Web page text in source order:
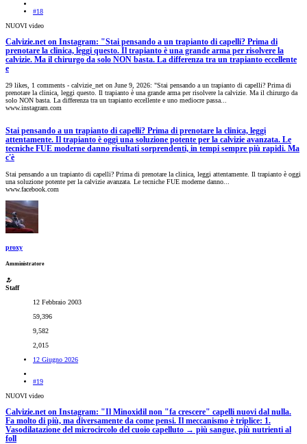
#18
NUOVI video
Calvizie.net on Instagram: "Stai pensando a un trapianto di capelli? Prima di
prenotare la clinica, leggi questo. Il trapianto è una grande arma per risolvere la
calvizie. Ma il chirurgo da solo NON basta. La differenza tra un trapianto eccellente
e
29 likes, 1 comments - calvizie_net on June 9, 2026: "Stai pensando a un trapianto di capelli? Prima di
prenotare la clinica, leggi questo. Il trapianto è una grande arma per risolvere la calvizie. Ma il chirurgo da
solo NON basta. La differenza tra un trapianto eccellente e uno mediocre passa...
www.instagram.com
Stai pensando a un trapianto di capelli? Prima di prenotare la clinica, leggi
attentamente. Il trapianto è oggi una soluzione potente per la calvizie avanzata. Le
tecniche FUE moderne danno risultati sorprendenti, in tempi sempre più rapidi. Ma
c'è
Stai pensando a un trapianto di capelli? Prima di prenotare la clinica, leggi attentamente. Il trapianto è oggi
una soluzione potente per la calvizie avanzata. Le tecniche FUE moderne danno...
www.facebook.com
proxy
Amministratore
Staff
12 Febbraio 2003
59,396
9,582
2,015
12 Giugno 2026
#19
NUOVI video
Calvizie.net on Instagram: "Il Minoxidil non "fa crescere" capelli nuovi dal nulla.
Fa molto di più, ma diversamente da come pensi. Il meccanismo è triplice: 1.
Vasodilatazione del microcircolo del cuoio capelluto → più sangue, più nutrienti al
foll